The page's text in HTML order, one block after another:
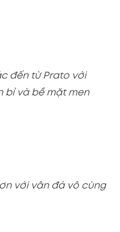
đến từ Prato với
bỉ và bề mặt men
với vân đá vô cùng